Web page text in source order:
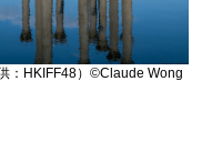
：HKIFF48）©Claude Wong